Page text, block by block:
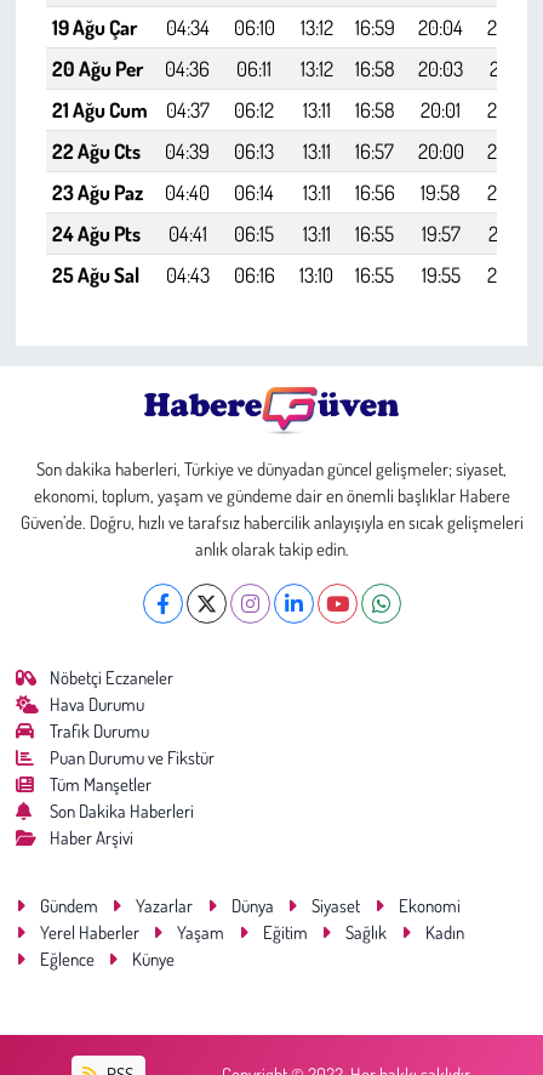
19 Ağu Çar
04:34 06:10 13:12 16:59 20:04
21:33
20 Ağu Per
04:36 06:11 13:12 16:58 20:03
21:31
21 Ağu Cum
04:37 06:12 13:11 16:58 20:01
21:29
22 Ağu Cts
04:39 06:13 13:11 16:57 20:00
21:27
23 Ağu Paz
04:40 06:14 13:11 16:56 19:58
21:25
24 Ağu Pts
04:41 06:15 13:11 16:55 19:57
21:24
25 Ağu Sal
04:43 06:16 13:10 16:55 19:55 21:22
Son dakika haberleri, Türkiye ve dünyadan güncel gelişmeler; siyaset,
ekonomi, toplum, yaşam ve gündeme dair en önemli başlıklar Habere
Güven’de. Doğru, hızlı ve tarafsız habercilik anlayışıyla en sıcak gelişmeleri
anlık olarak takip edin.
Nöbetçi Eczaneler
Hava Durumu
Trafik Durumu
Puan Durumu ve Fikstür
Tüm Manşetler
Son Dakika Haberleri
Haber Arşivi
Gündem Yazarlar Dünya Siyaset
Ekonomi
Yerel Haberler
Yaşam Eğitim Sağlık
Kadın
Eğlence
Künye